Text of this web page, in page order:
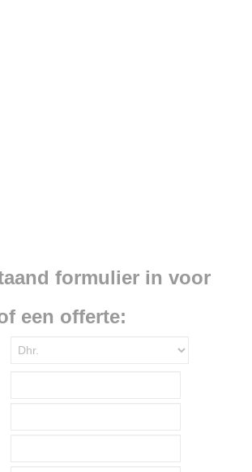
formulier in voor
een offerte: